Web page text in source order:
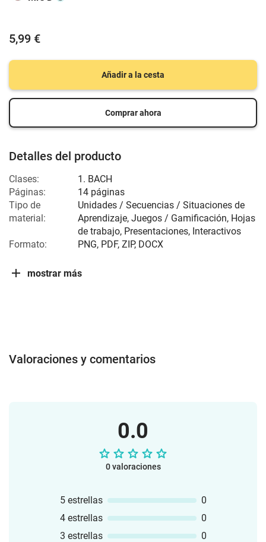
5,99 €
Añadir a la cesta
Comprar ahora
Detalles del producto
Clases:
1. BACH
Páginas:
14 páginas
Tipo de
material:
Unidades / Secuencias / Situaciones de
Aprendizaje, Juegos / Gamificación, Hojas
de trabajo, Presentaciones, Interactivos
Formato:
PNG, PDF, ZIP, DOCX
mostrar más
Valoraciones y comentarios
0.0
0 valoraciones
5 estrellas
0
4 estrellas
0
3 estrellas
0